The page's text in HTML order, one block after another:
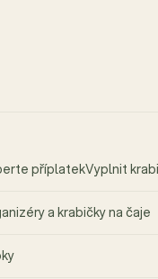
příplatekVyplnit
a krabičky na čaje